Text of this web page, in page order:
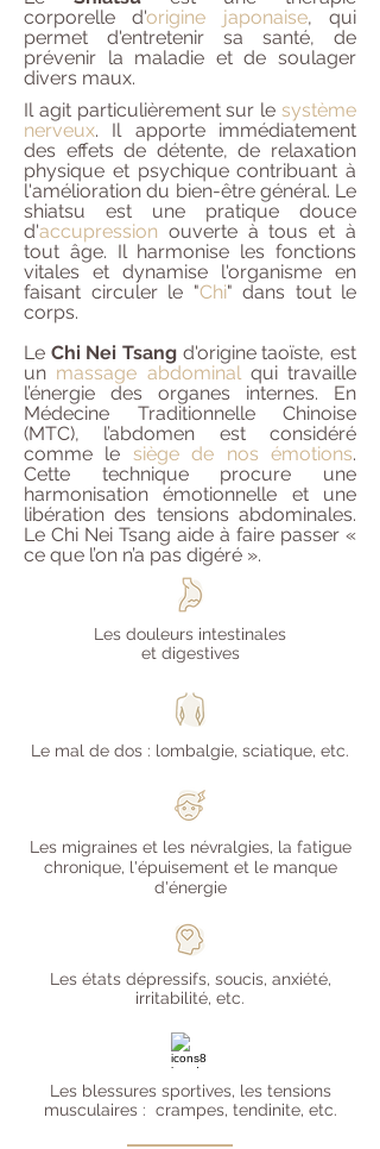
corporelle d'origine japonaise, qui
permet d'entretenir sa santé, de
prévenir la maladie et de soulager
divers maux.
Il agit particulièrement sur le système
nerveux. Il apporte immédiatement
des effets de détente, de relaxation
physique et psychique contribuant à
l'amélioration du bien-être général. Le
shiatsu est une pratique douce
d'accupression ouverte à tous et à
tout âge. Il harmonise les fonctions
vitales et dynamise l'organisme en
faisant circuler le "Chi" dans tout le
corps.
Le Chi Nei Tsang d'origine taoïste, est
un massage abdominalqui travaille
l’énergie des organes internes. En
Médecine Traditionnelle Chinoise
(MTC), l’abdomen est considéré
comme le siège de nos émotions.
Cette technique procure une
harmonisation émotionnelle et une
libération des tensions abdominales.
Le Chi Nei Tsang aide à faire passer «
ce que l’on n’a pas digéré ».
Les douleurs intestinales
et digestives
Le mal de dos : lombalgie, sciatique, etc.
Les migraines et les névralgies, la fatigue
chronique, l'épuisement et le manque
d'énergie
Les états dépressifs, soucis, anxiété,
irritabilité, etc.
Les blessures sportives, les tensions
musculaires : crampes, tendinite, etc.